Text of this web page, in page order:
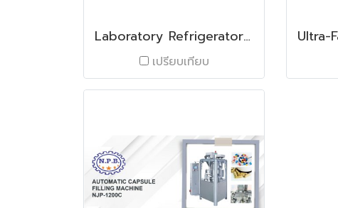
Laboratory Refrigerator BPR-5V588
เปรียบเทียบ